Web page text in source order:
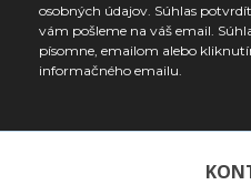
osobných údajov. Súhlas
vám pošleme na váš email.
písomne, emailom alebo
informačného emailu.